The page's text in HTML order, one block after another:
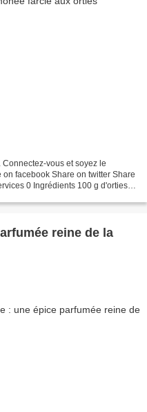
vous et soyez le
facebook Share on twitter Share
0 Ingrédients 100 g d'orties
reine de la